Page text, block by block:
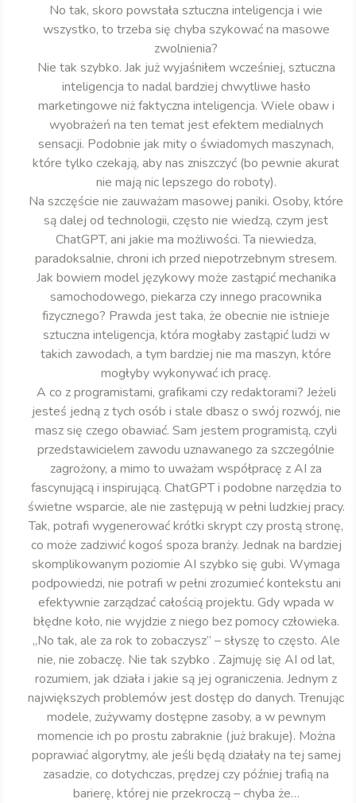
No tak, skoro powstała sztuczna inteligencja i wie
wszystko, to trzeba się chyba szykować na masowe
zwolnienia?
Nie tak szybko. Jak już wyjaśniłem wcześniej, sztuczna
inteligencja to nadal bardziej chwytliwe hasło
marketingowe niż faktyczna inteligencja. Wiele obaw i
wyobrażeń na ten temat jest efektem medialnych
sensacji. Podobnie jak mity o świadomych maszynach,
które tylko czekają, aby nas zniszczyć (bo pewnie akurat
nie mają nic lepszego do roboty).
Na szczęście nie zauważam masowej paniki. Osoby, które
są dalej od technologii, często nie wiedzą, czym jest
ChatGPT, ani jakie ma możliwości. Ta niewiedza,
paradoksalnie, chroni ich przed niepotrzebnym stresem.
Jak bowiem model językowy może zastąpić mechanika
samochodowego, piekarza czy innego pracownika
fizycznego? Prawda jest taka, że obecnie nie istnieje
sztuczna inteligencja, która mogłaby zastąpić ludzi w
takich zawodach, a tym bardziej nie ma maszyn, które
mogłyby wykonywać ich pracę.
A co z programistami, grafikami czy redaktorami? Jeżeli
jesteś jedną z tych osób i stale dbasz o swój rozwój, nie
masz się czego obawiać. Sam jestem programistą, czyli
przedstawicielem zawodu uznawanego za szczególnie
zagrożony, a mimo to uważam współpracę z AI za
fascynującą i inspirującą. ChatGPT i podobne narzędzia to
świetne wsparcie, ale nie zastępują w pełni ludzkiej pracy.
Tak, potrafi wygenerować krótki skrypt czy prostą stronę,
co może zadziwić kogoś spoza branży. Jednak na bardziej
skomplikowanym poziomie AI szybko się gubi. Wymaga
podpowiedzi, nie potrafi w pełni zrozumieć kontekstu ani
efektywnie zarządzać całością projektu. Gdy wpada w
błędne koło, nie wyjdzie z niego bez pomocy człowieka.
„No tak, ale za rok to zobaczysz” – słyszę to często. Ale
nie, nie zobaczę. Nie tak szybko . Zajmuję się AI od lat,
rozumiem, jak działa i jakie są jej ograniczenia. Jednym z
największych problemów jest dostęp do danych. Trenując
modele, zużywamy dostępne zasoby, a w pewnym
momencie ich po prostu zabraknie (już brakuje). Można
poprawiać algorytmy, ale jeśli będą działały na tej samej
zasadzie, co dotychczas, prędzej czy później trafią na
barierę, której nie przekroczą – chyba że…